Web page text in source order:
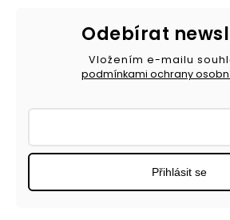
Odebírat
Vložením e-mailu
podmínkami ochrany
Přihlásit se